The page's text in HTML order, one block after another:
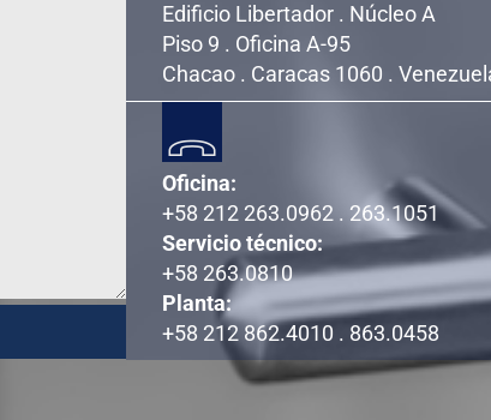
Edificio Libertador . Núcleo A
Piso 9 . Oficina A-95
Chacao . Caracas 1060 .
Oficina:
+58 212 263.0962 . 263.1051
Servicio técnico:
+58 263.0810
Planta:
+58 212 862.4010 . 863.0458